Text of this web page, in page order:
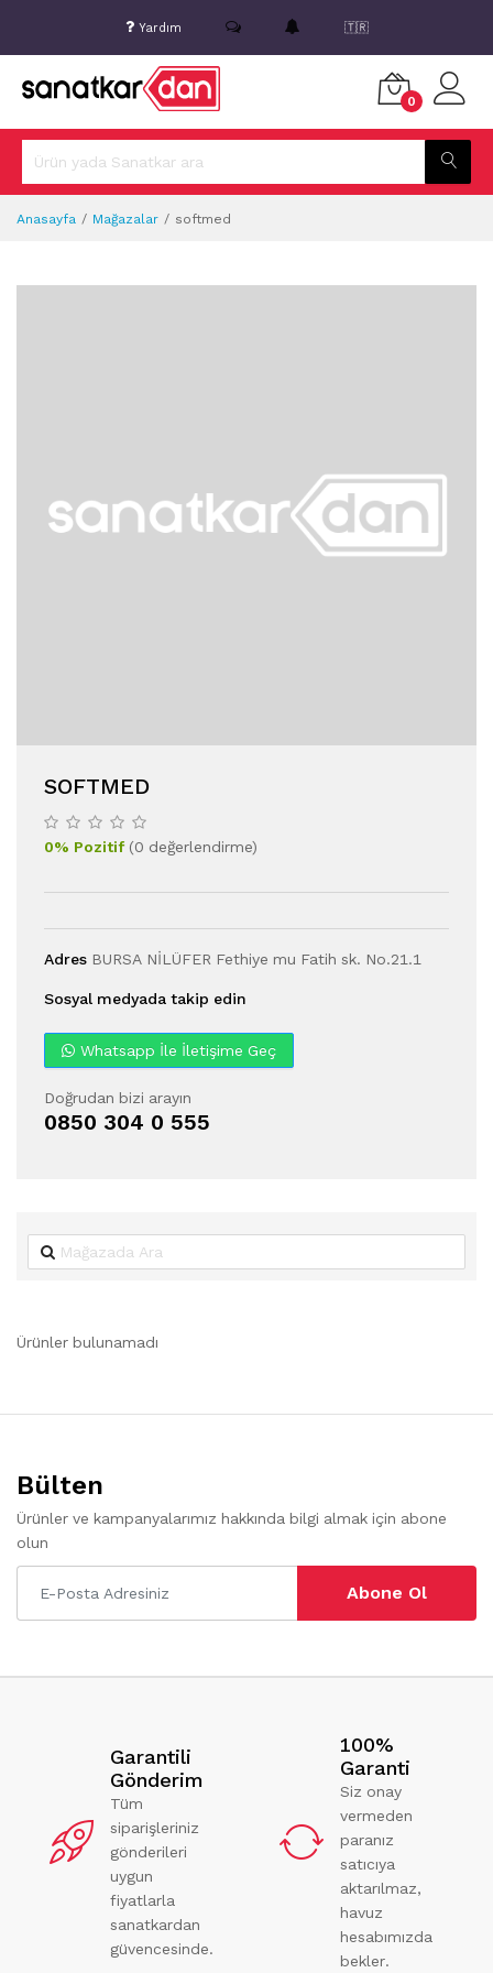
Yardım 🇹🇷
0
Anasayfa Mağazalar softmed
SOFTMED
0% Pozitif(0 değerlendirme)
Adres BURSA NİLÜFER Fethiye mu Fatih sk. No.21.1
Sosyal medyada takip edin
Whatsapp İle İletişime Geç
Doğrudan bizi arayın
0850 304 0 555
Ürünler bulunamadı
Bülten
Ürünler ve kampanyalarımız hakkında bilgi almak için abone
olun
Abone Ol
Garantili
Gönderim
Tüm
siparişleriniz
gönderileri
uygun
fiyatlarla
sanatkardan
güvencesinde.
100%
Garanti
Siz onay
vermeden
paranız
satıcıya
aktarılmaz,
havuz
hesabımızda
bekler.